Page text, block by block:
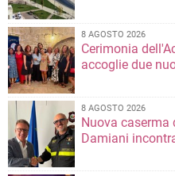
8 AGOSTO 2026
Cerimonia
accoglie due
8 AGOSTO 2026
Nuova caserma
Damiani